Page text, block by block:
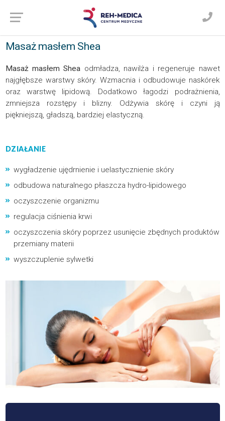
Masaż masłem Shea
Masaż masłem Shea odmładza, nawilża i regeneruje nawet
najgłębsze warstwy skóry. Wzmacnia i odbudowuje naskórek
oraz warstwę lipidową. Dodatkowo łagodzi podrażnienia,
zmniejsza rozstępy i blizny. Odżywia skórę i czyni ją
piękniejszą, gładszą, bardziej elastyczną.
DZIAŁANIE
wygładzenie ujędrnienie i uelastycznienie skóry
odbudowa naturalnego płaszcza hydro-lipidowego
oczyszczenie organizmu
regulacja ciśnienia krwi
oczyszczenia skóry poprzez usunięcie zbędnych produktów
przemiany materii
wyszczuplenie sylwetki